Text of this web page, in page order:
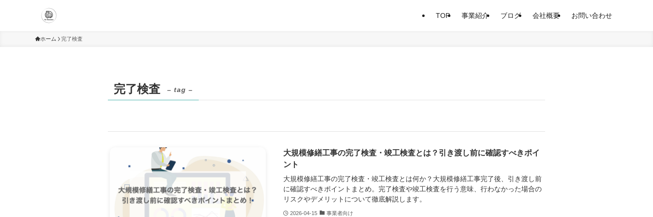
TOP 事業紹介 ブログ 会社概要 お問い合わせ
ホーム 完了検査
完了検査 – tag –
大規模修繕工事の完了検査・竣工検査とは？引き渡し前に確認すべきポイ
ント
大規模修繕工事の完了検査・竣工検査とは何か？大規模修繕工事完了後、引き渡し前
に確認すべきポイントまとめ。完了検査や竣工検査を行う意味、行わなかった場合の
リスクやデメリットについて徹底解説します。
2026-04-15 事業者向け